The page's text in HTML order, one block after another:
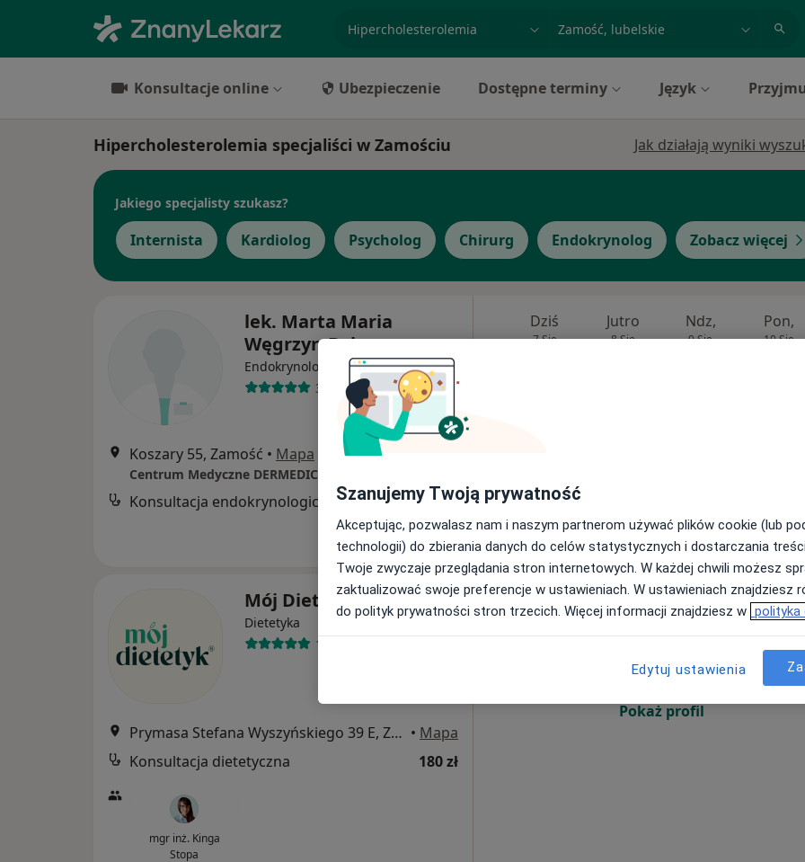
miasto lub dzielnica
Konsultacje online Ubezpieczenie Dostępne terminy Język
Hipercholesterolemia specjaliści w Zamościu Jak działają wyniki
Jakiego specjalisty szukasz?
Internista Kardiolog Psycholog Chirurg Endokrynolog Zobacz więcej
lek. Marta Maria
Węgrzyn-Bąk
Endokrynolog, Internista·Więcej
32 opinie
Koszary 55, Zamość • Mapa
Centrum Medyczne DERMEDICA
Konsultacja endokrynologiczna 200 zł
Dziś
7 Sie
Jutro
8 Sie
Ndz,
9 Sie
Pon,
10 Sie
Mój Dietetyk
Dietetyka
1018 opinii
Prymasa Stefana Wyszyńskiego 39 E, Zamość • Mapa
Konsultacja dietetyczna
180 zł
mgr inż. Kinga
Stopa
Dziś
7 Sie
Jutro
8 Sie
Ndz,
9 Sie
Pon,
10 Sie
Umawianie online nie jest dostępne
Pokaż profil
Szanujemy Twoją prywatność
Akceptując, pozwalasz nam i naszym partnerom używać plików cookie (lub
technologii) do zbierania danych do celów statystycznych i dostarczania
Twoje zwyczaje przeglądania stron internetowych. W każdej chwili możesz
zaktualizować swoje preferencje w ustawieniach. W ustawieniach znajdziesz
do polityk prywatności stron trzecich. Więcej informacji znajdziesz w polityka
Edytuj ustawienia